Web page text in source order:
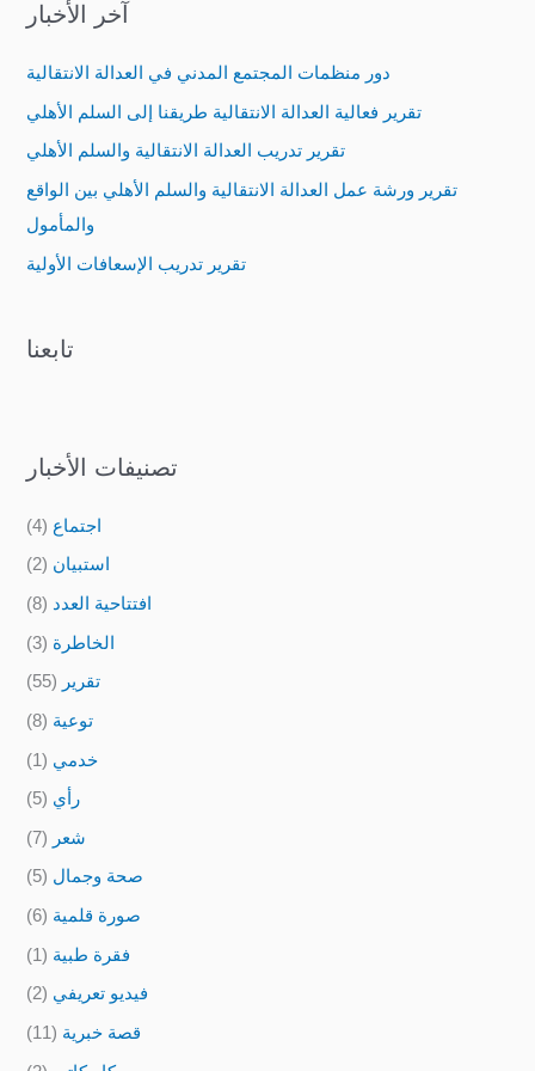
r
o
r
:
آخر الأخبار
دور منظمات المجتمع المدني في العدالة الانتقالية
تقرير فعالية العدالة الانتقالية طريقنا إلى السلم الأهلي
تقرير تدريب العدالة الانتقالية والسلم الأهلي
تقرير ورشة عمل العدالة الانتقالية والسلم الأهلي بين الواقع
والمأمول
تقرير تدريب الإسعافات الأولية
تابعنا
تصنيفات الأخبار
اجتماع (4)
استبيان (2)
افتتاحية العدد (8)
الخاطرة (3)
تقرير (55)
توعية (8)
خدمي (1)
رأي (5)
شعر (7)
صحة وجمال (5)
صورة قلمية (6)
فقرة طبية (1)
فيديو تعريفي (2)
قصة خبرية (11)